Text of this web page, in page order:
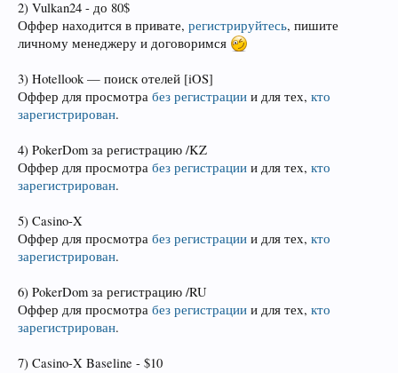
2) Vulkan24 - до 80$
Оффер находится в привате, регистрируйтесь, пишите
личному менеджеру и договоримся
3) Hotellook — поиск отелей [iOS]
Оффер для просмотра без регистрации и для тех, кто
зарегистрирован.
4) PokerDom за регистрацию /KZ
Оффер для просмотра без регистрации и для тех, кто
зарегистрирован.
5) Casino-X
Оффер для просмотра без регистрации и для тех, кто
зарегистрирован.
6) PokerDom за регистрацию /RU
Оффер для просмотра без регистрации и для тех, кто
зарегистрирован.
7) Casino-X Baseline - $10